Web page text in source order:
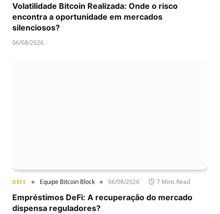
Volatilidade Bitcoin Realizada: Onde o risco
encontra a oportunidade em mercados
silenciosos?
06/08/2026
DEFI Equipe Bitcoin Block 06/08/2026 7 Mins Read
Empréstimos DeFi: A recuperação do mercado
dispensa reguladores?